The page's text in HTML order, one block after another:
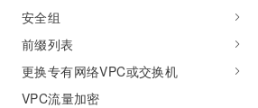
安全组
前缀列表
更换专有网络VPC或交换机
VPC流量加密